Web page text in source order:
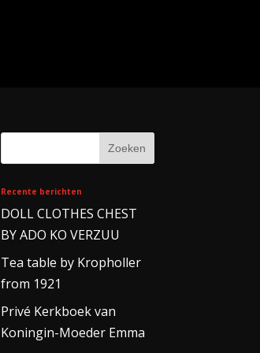
Recente berichten
DOLL CLOTHES CHEST
BY ADO KO VERZUU
Tea table by Kropholler
from 1921
Privé Kerkboek van
Koningin-Moeder Emma